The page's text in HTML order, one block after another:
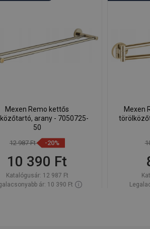
Mexen Remo kettős
arany - 7050725-
50
12 987 Ft -20%
10 390 Ft
Katalógusár: 12 987 Ft
ár: 10 390 Ft
Mexen